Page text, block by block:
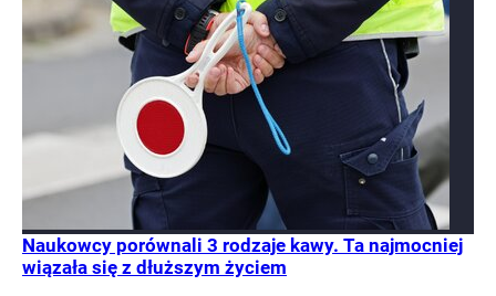
Naukowcy porównali 3 rodzaje kawy. Ta najmocniej
wiązała się z dłuższym życiem